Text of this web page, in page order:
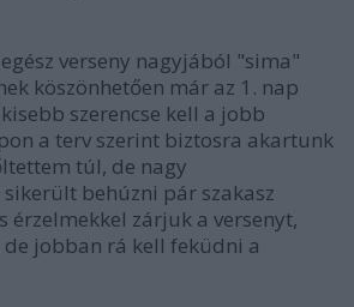
verseny nagyjából "sima"
köszönhetően már az 1. nap
szerencse kell a jobb
a terv szerint biztosra akartunk
túl, de nagy
behúzni pár szakasz
érzelmekkel zárjuk a versenyt,
de jobban rá kell feküdni a